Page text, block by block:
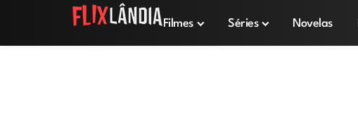
Filmes Séries Novelas